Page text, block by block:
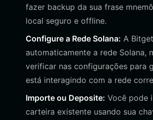
fazer backup da sua frase
local seguro e offline.
Configure a Rede Solana: A
automaticamente a rede Solana,
verificar nas configurações para
está interagindo com a rede
Importe ou Deposite: Você pode
carteira existente usando sua